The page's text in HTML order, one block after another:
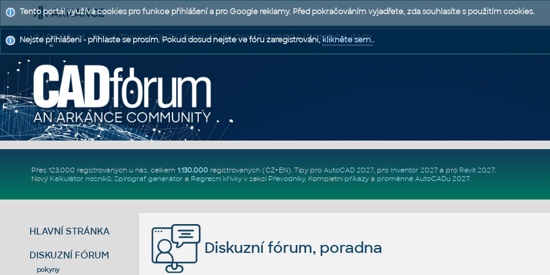
CAD FÓRUM - TIPY A TRIKY | UTILITY | DISKUZE | BLOKY | PODPORA | POMOC A RADY
Přes 123.000 registrovaných u nás, celkem 1.130.000registrovaných (CZ+EN). Tipy pro AutoCAD 2027, pro Inventor 2027a pro Revit 2027.
Nový Kalkulátor nosníků, Spirograf generátor a Regresní křivkyv sekci Převodníky. Kompletní příkazya proměnné AutoCADu 2027.
HLAVNÍ STRÁNKA
DISKUZNÍ FÓRUM
pokyny
Diskuzní fórum, poradna
Tento portál využívá cookies pro funkce přihlášení a pro Google reklamy. Před pokračováním vyjadřete, zda souhlasíte s použitím cookies.
Nejste přihlášeni - přihlaste se prosím. Pokud dosud nejste ve fóru zaregistrováni,klikněte sem..